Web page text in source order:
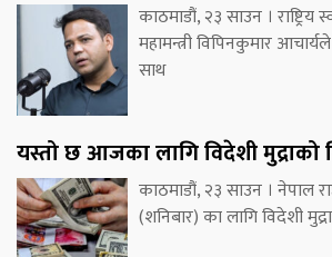
काठमाडौं, २३ साउन । राष्ट्रिय
महामन्त्री विपिनकुमार
साथ
यस्तो छ आजका लागि विदेशी मुद्राको
काठमाडौं, २३ साउन । नेपाल
(शनिबार) का लागि विदेशी